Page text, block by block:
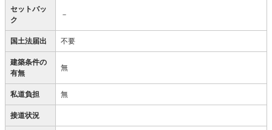
セットバッ
ク
－
国土法届出 不要
建築条件の
有無
無
私道負担 無
接道状況